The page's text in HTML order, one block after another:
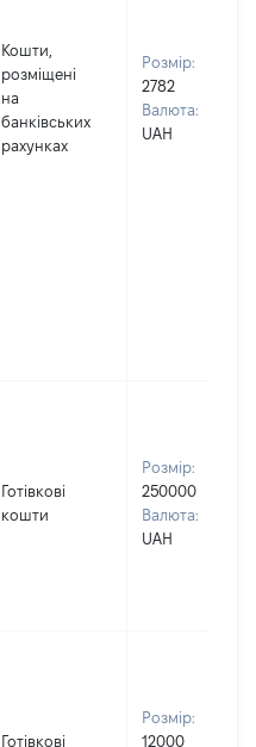
Кошти,
розміщені
на
банківських
рахунках
Розмір:
2782
Валюта:
UAH
Готівкові
кошти
Розмір:
250000
Валюта:
UAH
Готівкові
Розмір:
12000